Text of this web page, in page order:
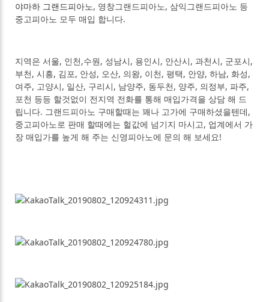
야마하 그랜드피아노, 영창그랜드피아노, 삼익그랜드피아노 등
중고피아노 모두 매입 합니다.
지역은 서울, 인천,수원, 성남시, 용인시, 안산시, 과천시, 군포시,
부천, 시흥, 김포, 안성, 오산, 의왕, 이천, 평택, 안양, 하남, 화성,
여주, 고양시, 일산, 구리시, 남양주, 동두천, 양주, 의정부, 파주,
포천 등등 할것없이 전지역 전화를 통해 매입가격을 상담 해 드
립니다. 그랜드피아노 구매할때는 꽤나 고가에 구매하셨을텐데,
중고피아노로 판매 할때에는 헐값에 넘기지 마시고, 업계에서 가
장 매입가를 높게 해 주는 신영피아노에 문의 해 보세요!